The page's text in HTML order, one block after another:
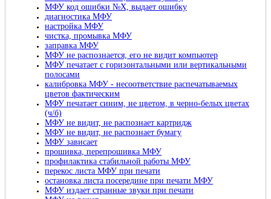
МФУ код ошибки №X, выдает ошибку
диагностика МФУ
настройка МФУ
чистка, промывка МФУ
заправка МФУ
МФУ не распознается, его не видит компьютер
МФУ печатает с горизонтальными или вертикальными
полосами
калибровка МФУ - несоответствие распечатываемых
цветов фактическим
МФУ печатает синим, не цветом, в черно-белых цветах
(ч/б)
МФУ не видит, не распознает картридж
МФУ не видит, не распознает бумагу
МФУ зависает
прошивка, перепрошивка МФУ
профилактика стабильной работы МФУ
перекос листа МФУ при печати
остановка листа посередине при печати МФУ
МФУ издает странные звуки при печати